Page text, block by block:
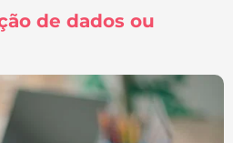
de dados ou